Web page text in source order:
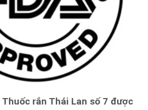
Thuốc rắn Thái Lan số 7 được